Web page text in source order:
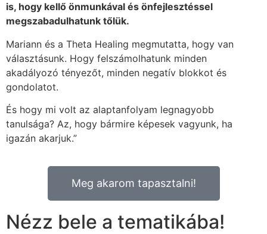
is, hogy kellő önmunkával és önfejlesztéssel
megszabadulhatunk tőlük.
Mariann és a Theta Healing megmutatta, hogy van
választásunk. Hogy felszámolhatunk minden
akadályozó tényezőt, minden negatív blokkot és
gondolatot.
És hogy mi volt az alaptanfolyam legnagyobb
tanulsága? Az, hogy bármire képesek vagyunk, ha
igazán akarjuk.”
Meg akarom tapasztalni!
Nézz bele a tematikába!